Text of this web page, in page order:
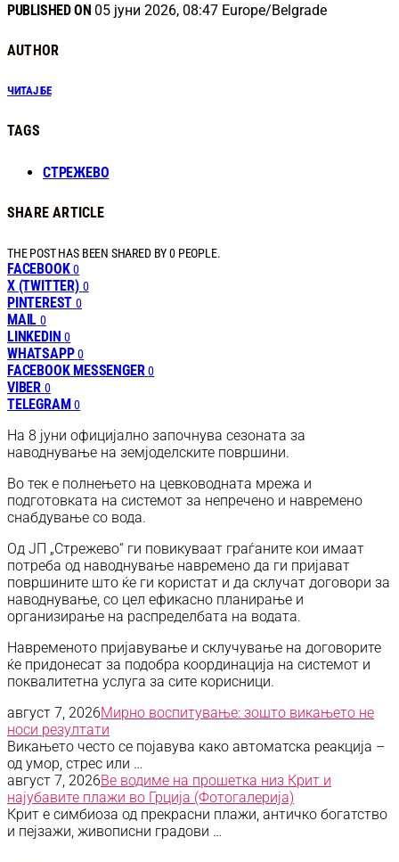
PUBLISHED ON 05 јуни 2026, 08:47 Europe/Belgrade
AUTHOR
ЧИТАЈ БЕ
TAGS
СТРЕЖЕВО
SHARE ARTICLE
THE POST HAS BEEN SHARED BY0 PEOPLE.
FACEBOOK 0
X (TWITTER) 0
PINTEREST 0
MAIL 0
LINKEDIN 0
WHATSAPP 0
FACEBOOK MESSENGER 0
VIBER 0
TELEGRAM 0
На 8 јуни официјално започнува сезоната за
наводнување на земјоделските површини.
Во тек е полнењето на цевководната мрежа и
подготовката на системот за непречено и навремено
снабдување со вода.
Од ЈП „Стрежево“ ги повикуваат граѓаните кои имаат
потреба од наводнување навремено да ги пријават
површините што ќе ги користат и да склучат договори за
наводнување, со цел ефикасно планирање и
организирање на распределбата на водата.
Навременото пријавување и склучување на договорите
ќе придонесат за подобра координација на системот и
поквалитетна услуга за сите корисници.
август 7, 2026Мирно воспитување: зошто викањето не
носи резултати
Викањето често се појавува како автоматска реакција –
од умор, стрес или …
август 7, 2026Ве водиме на прошетка низ Крит и
најубавите плажи во Грција (Фотогалерија)
Крит е симбиоза од прекрасни плажи, античко богатство
и пејзажи, живописни градови …